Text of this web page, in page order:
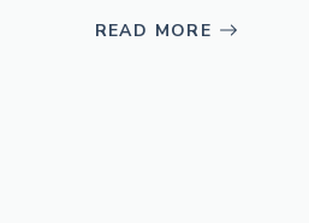
READ MORE